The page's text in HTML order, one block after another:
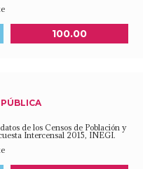
Meta a 2030
100.00
de los Censos de Población y
Intercensal 2015, INEGI.